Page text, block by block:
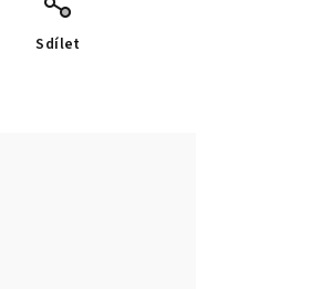
Sdílet